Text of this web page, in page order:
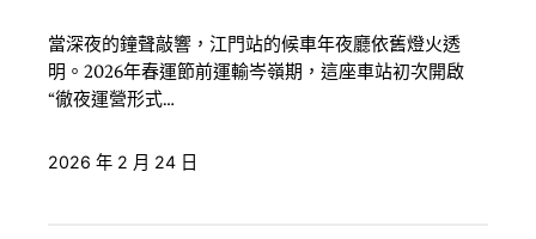
當深夜的鐘聲敲響，江門站的候車年夜廳依舊燈火透
明。2026年春運節前運輸岑嶺期，這座車站初次開啟
“徹夜運營形式…
2026 年 2 月 24 日